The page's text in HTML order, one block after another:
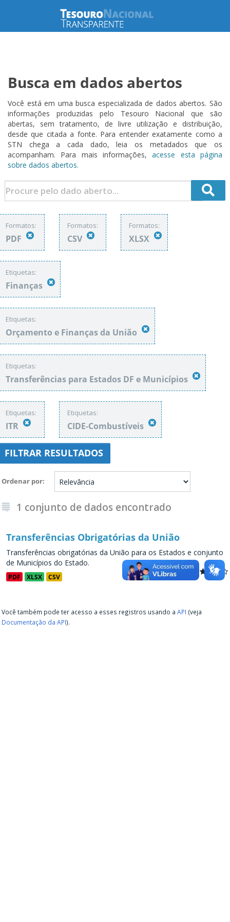
Busca em dados abertos
Você está em uma busca especializada de dados abertos. São
informações produzidas pelo Tesouro Nacional que são
abertas, sem tratamento, de livre utilização e distribuição,
desde que citada a fonte. Para entender exatamente como a
STN chega a cada dado, leia os metadados que os
acompanham. Para mais informações,acesse esta página
sobre dados abertos.
Formatos:
PDF
Formatos:
CSV
Formatos:
XLSX
Etiquetas:
Finanças
Etiquetas:
Orçamento e Finanças da União
Etiquetas:
Transferências para Estados DF e Municípios
Etiquetas:
ITR
Etiquetas:
CIDE-Combustíveis
FILTRAR RESULTADOS
Ordenar por
1 conjunto de dados encontrado
Transferências Obrigatórias da União
Transferências obrigatórias da União para os Estados e conjunto
de Municípios do Estado.
PDF XLSX CSV
Você também pode ter acesso a esses registros usando a API (veja
Documentação da API).